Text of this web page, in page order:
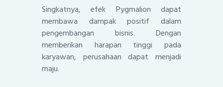
Singkatnya, efek Pygmalion dapat
membawa dampak positif dalam
pengembangan bisnis. Dengan
memberikan harapan tinggi pada
karyawan, perusahaan dapat menjadi
maju.